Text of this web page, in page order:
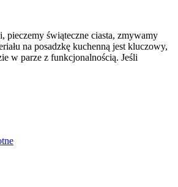
pieczemy świąteczne ciasta, zmywamy
na posadzkę kuchenną jest kluczowy,
w parze z funkcjonalnością. Jeśli